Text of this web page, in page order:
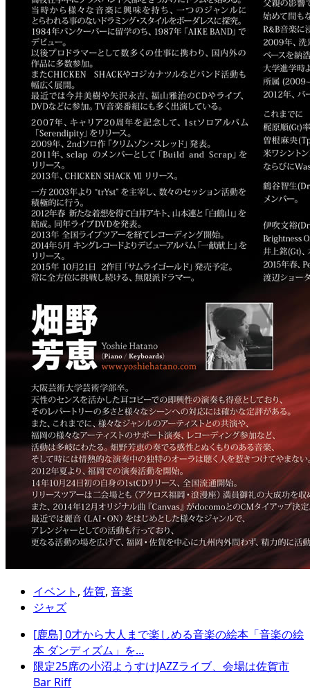
イベント , 佐賀, 音楽
ジャズ
[鹿島] 0才から大人まで楽しめる音楽の絵本「音楽の絵
本 ダンディズム」を...
限定25席の小沼ようすけJAZZライブ、会場は佐賀市
Bar Riff